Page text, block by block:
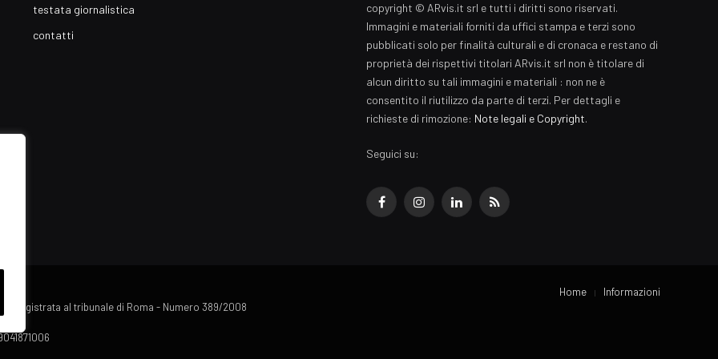
testata giornalistica
contatti
copyright © ARvis.it srl e tutti i diritti sono riservati.
Immagini e materiali forniti da uffici stampa e terzi sono
pubblicati solo per finalità culturali e di cronaca e restano di
proprietà dei rispettivi titolari ARvis.it srl non è titolare di
alcun diritto su tali immagini e materiali : non ne è
consentito il riutilizzo da parte di terzi. Per dettagli e
richieste di rimozione: Note legali e Copyright.
Seguici su:
FacebookInstagramLinkedInRSS
registrata al tribunale di Roma - Numero 389/2008
Home Informazioni